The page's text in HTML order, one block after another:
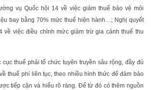
vụ Quốc hội 14 về việc giảm thuế bảo vệ môi
bay bằng 70% mức thuế hiện hành…; Nghị quyết
về việc điều chỉnh mức giảm trừ gia cảnh thuế thu
thuế phải tổ chức tuyên truyền sâu rộng, đầy đủ
thuế phí liên tục, theo nhiều hình thức để đảm bảo
tiếp cận và hiểu rõ ràng. Để từ đó có thêm nguồn